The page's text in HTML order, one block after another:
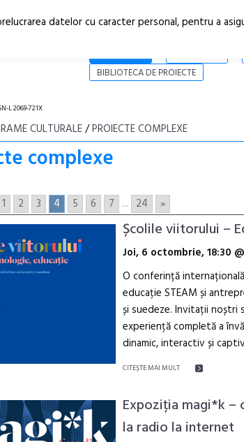
NOI
BIBLIOTECA DE PROIECTE
L 2069-721X
CULTURALE/PROIECTE COMPLEXE
complexe
1 2 3 4 5 6 7 ... 24 »
Școlile viitorului –
Joi, 6 octombrie, 18:30
O conferință
educație STEAM și
și suedeze. Invitații
experiență completă a
dinamic, interactiv și
CITEŞTE MAI MULT
Expoziția magi*k –
la radio la internet
datelor cu caracter personal, pentru a